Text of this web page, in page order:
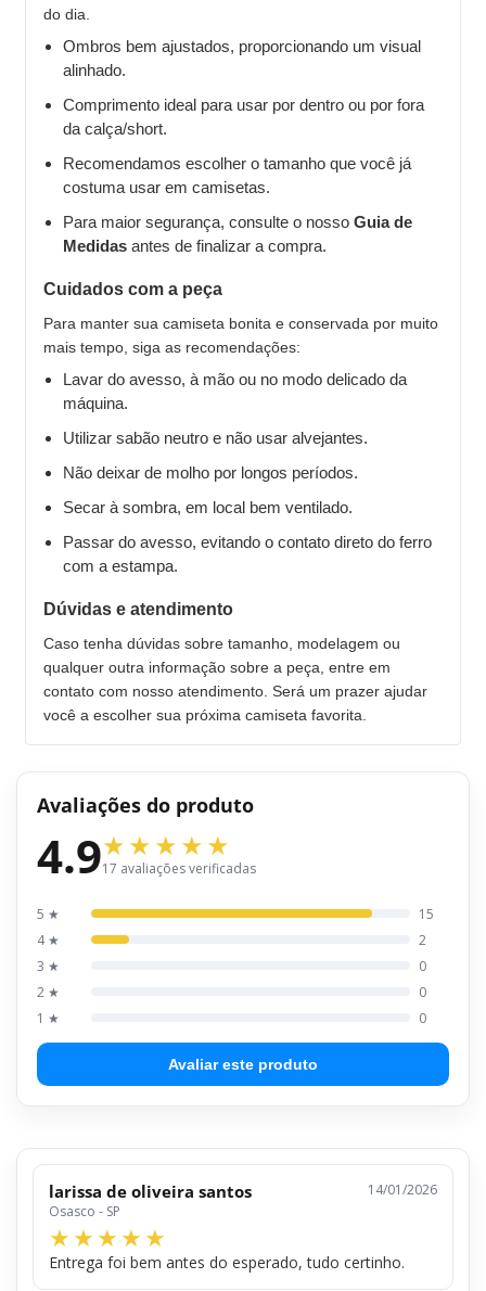
do dia.
Ombros bem ajustados, proporcionando um visual
alinhado.
Comprimento ideal para usar por dentro ou por fora
da calça/short.
Recomendamos escolher o tamanho que você já
costuma usar em camisetas.
Para maior segurança, consulte o nosso Guia de
Medidas antes de finalizar a compra.
Cuidados com a peça
Para manter sua camiseta bonita e conservada por muito
mais tempo, siga as recomendações:
Lavar do avesso, à mão ou no modo delicado da
máquina.
Utilizar sabão neutro e não usar alvejantes.
Não deixar de molho por longos períodos.
Secar à sombra, em local bem ventilado.
Passar do avesso, evitando o contato direto do ferro
com a estampa.
Dúvidas e atendimento
Caso tenha dúvidas sobre tamanho, modelagem ou
qualquer outra informação sobre a peça, entre em
contato com nosso atendimento. Será um prazer ajudar
você a escolher sua próxima camiseta favorita.
Avaliações do produto
4.917 avaliações verificadas
5 ★
15
4 ★
2
3 ★
0
2 ★
0
1 ★
0
Avaliar este produto
larissa de oliveira santos
Osasco - SP
14/01/2026
Entrega foi bem antes do esperado, tudo certinho.